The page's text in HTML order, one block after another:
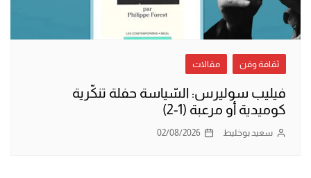
ثقافة وفن مقالات
فيليب سوليرس: السّياسة حفلة تنكّرية
كوميدية أو مرعبة (1-2)
سعيد بوخليط 02/08/2026